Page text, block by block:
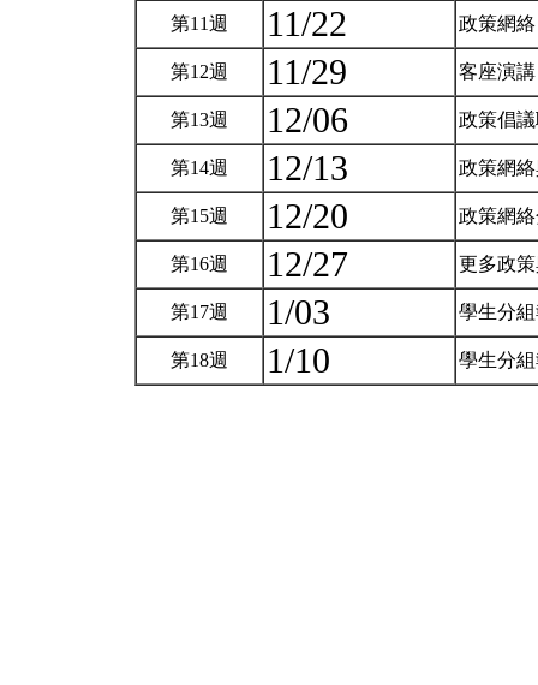
第11週 11/22 政策網
第12週 11/29 客座演
第13週 12/06 政策倡
第14週 12/13 政策網
第15週 12/20 政策網
第16週 12/27 更多政
第17週 1/03 學生分
第18週 1/10 學生分